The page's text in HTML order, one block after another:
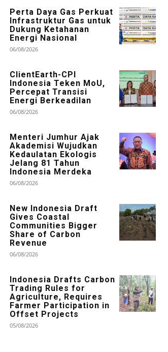
Perta Daya Gas Perkuat
Infrastruktur Gas untuk
Dukung Ketahanan
Energi Nasional
06/08/2026
ClientEarth-CPI
Indonesia Teken MoU,
Percepat Transisi
Energi Berkeadilan
06/08/2026
Menteri Jumhur Ajak
Akademisi Wujudkan
Kedaulatan Ekologis
Jelang 81 Tahun
Indonesia Merdeka
06/08/2026
New Indonesia Draft
Gives Coastal
Communities Bigger
Share of Carbon
Revenue
06/08/2026
Indonesia Drafts Carbon
Trading Rules for
Agriculture, Requires
Farmer Participation in
Offset Projects
05/08/2026